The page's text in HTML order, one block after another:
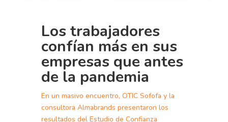
Los trabajadores
confían más en sus
empresas que antes
de la pandemia
En un masivo encuentro, OTIC Sofofa y la
consultora Almabrands presentaron los
resultados del Estudio de Confianza